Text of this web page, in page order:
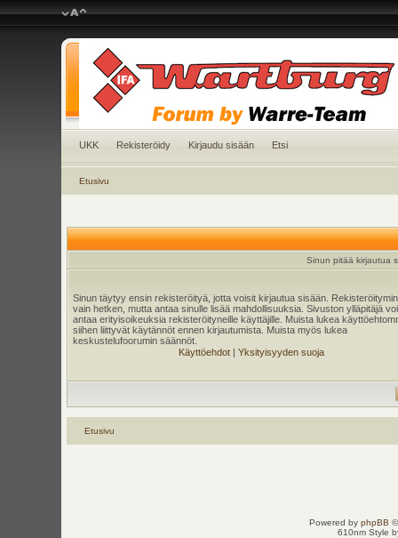
UKK Rekisteröidy Kirjaudu sisään Etsi
Etusivu
Sinun pitää kirjautua
Sinun täytyy ensin rekisteröityä, jotta voisit kirjautua sisään.
vain hetken, mutta antaa sinulle lisää mahdollisuuksia. Sivuston ylläpitäjä
antaa erityisoikeuksia rekisteröityneille käyttäjille. Muista lukea
siihen liittyvät käytännöt ennen kirjautumista. Muista myös lukea
keskustelufoorumin säännöt.
Käyttöehdot| Yksityisyyden suoja
Etusivu
Powered by phpBB
610nm Style